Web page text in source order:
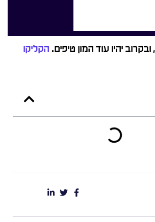
יהיו עוד המון טיפים. הקליקו